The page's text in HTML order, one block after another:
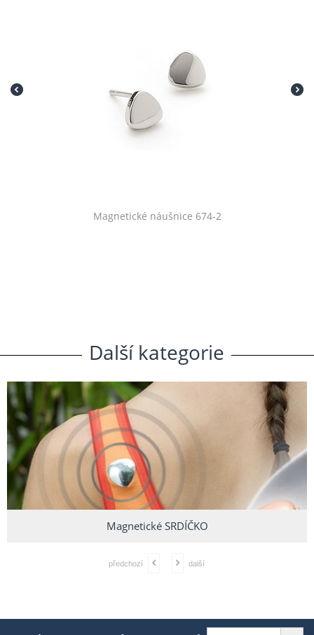
Magnetické náušnice 674-2
Další. kategorie
Magnetické SRDÍČKO
předchozí další